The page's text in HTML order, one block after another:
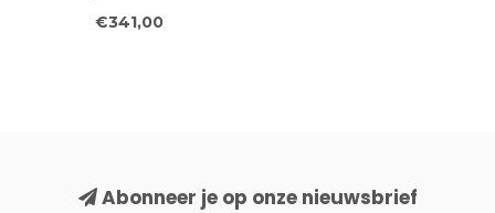
Kleurrijk Tribaal
€341,00
Abonneer je op onze nieuwsbrief